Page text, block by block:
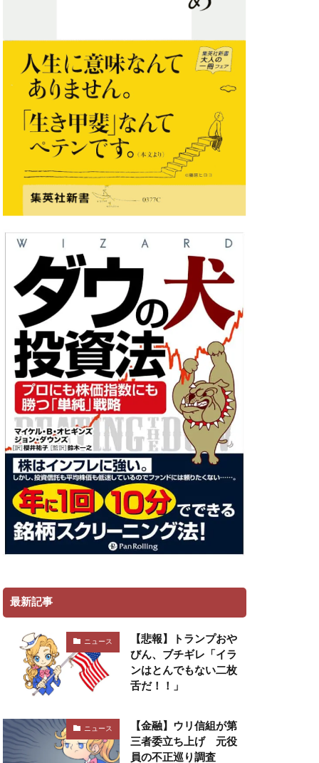
最新記事
ニュース
【悲報】トランプおや
びん、ブチギレ「イラ
ンはとんでもない二枚
舌だ！！」
ニュース
【金融】ウリ信組が第
三者委立ち上げ 元役
員の不正巡り調査